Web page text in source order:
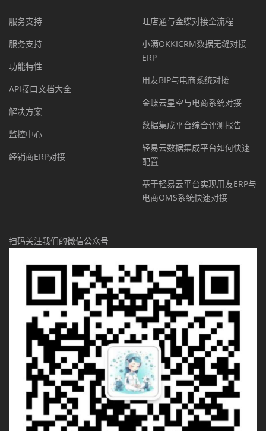
服务支持
服务支持
功能特性
API接口文档大全
解决方案
监控中心
经销商ERP对接
旺店通与金蝶对接全流程
小满OKKICRM数据无缝对接
ERP
用友BIP与电商系统对接
金蝶云星空与电商系统对接
数据集成平台综合评测报告
轻易云数据集成平台如何快速
配置
基于轻易云平台实现用友ERP与
电商OMS系统快速对接
扫码关注我们的微信公众号